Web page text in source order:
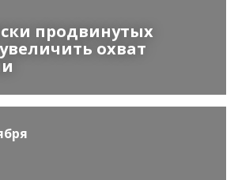
продвинутых
охват